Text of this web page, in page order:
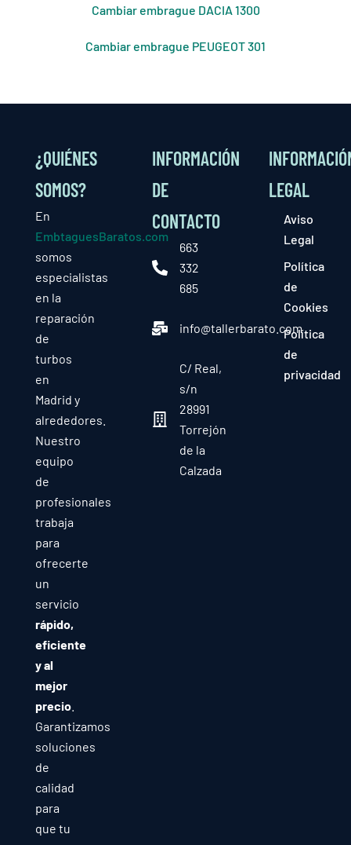
Cambiar embrague DACIA 1300
Cambiar embrague PEUGEOT 301
¿QUIÉNES
SOMOS?
En
EmbtaguesBaratos.com
somos
especialistas
en la
reparación
de
turbos
en
Madrid y
alrededores.
Nuestro
equipo
de
profesionales
trabaja
para
ofrecerte
un
servicio
rápido,
eficiente
y al
mejor
precio.
Garantizamos
soluciones
de
calidad
para
que tu
INFORMACIÓN
DE
CONTACTO
663
332
685
info@tallerbarato.com
C/ Real,
s/n
28991
Torrejón
de la
Calzada
LEGAL
Aviso
Legal
Política
de
Cookies
Política
de
privacidad